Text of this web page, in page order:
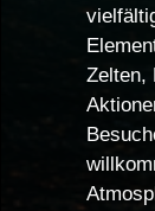
Zelten,